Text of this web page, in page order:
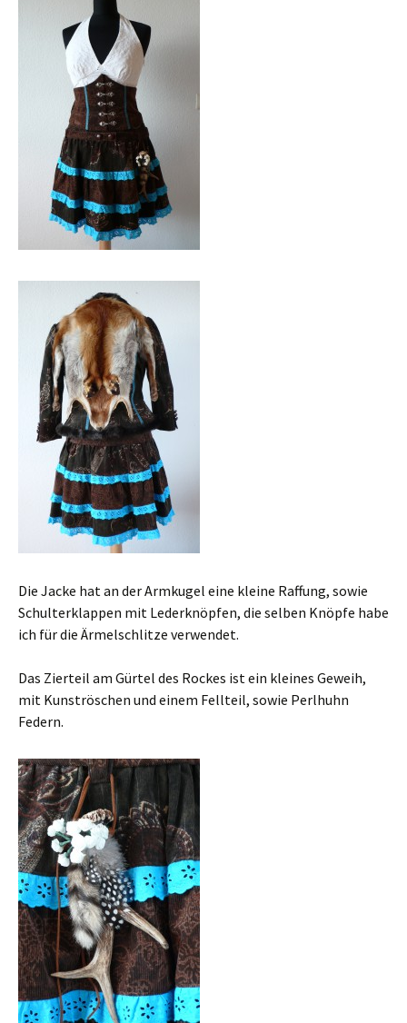
Die Jacke hat an der Armkugel eine kleine Raffung, sowie
Schulterklappen mit Lederknöpfen, die selben Knöpfe habe
ich für die Ärmelschlitze verwendet.
Das Zierteil am Gürtel des Rockes ist ein kleines Geweih,
mit Kunströschen und einem Fellteil, sowie Perlhuhn
Federn.